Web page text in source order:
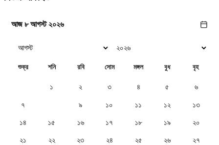
আজ ৮ আগস্ট ২০২৬
শুক্র শনি রবি সোম মঙ্গল বুধ বৃহ
১ ২ ৩ ৪ ৫ ৬
৭ ৯ ১০ ১১ ১২ ১৩
১৪ ১৫ ১৬ ১৭ ১৮ ১৯ ২০
২১ ২২ ২৩ ২৪ ২৫ ২৬ ২৭